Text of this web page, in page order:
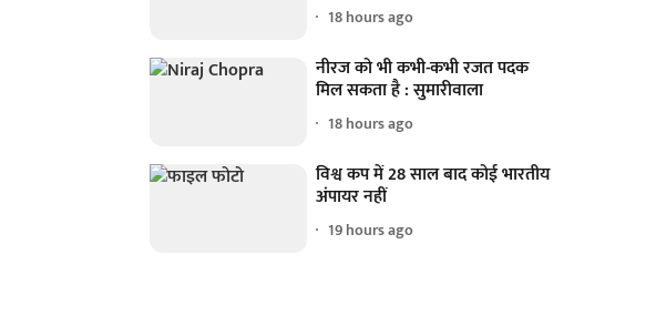
18 hours ago
नीरज को भी कभी-कभी रजत पदक
मिल सकता है : सुमारीवाला
18 hours ago
विश्व कप में 28 साल बाद कोई भारतीय
अंपायर नहीं
19 hours ago